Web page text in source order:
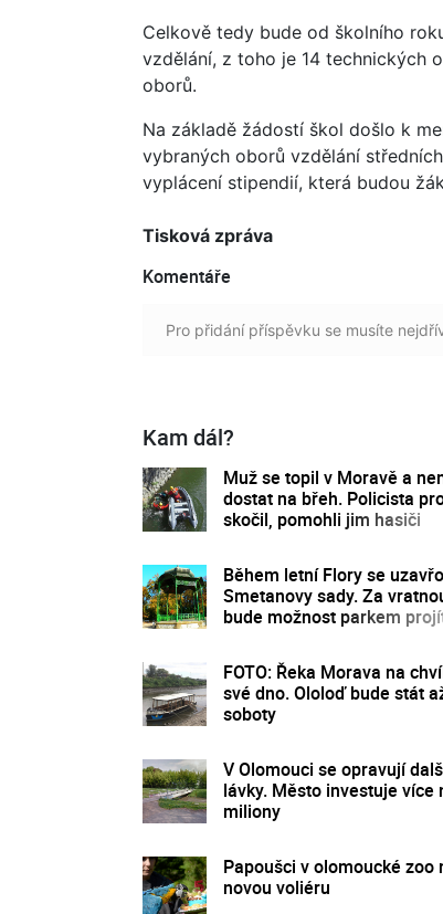
Celkově tedy bude od školního
vzdělání, z toho je 14 technických
oborů.
Na základě žádostí škol došlo k
vybraných oborů vzdělání
vyplácení stipendií, která budou
Tisková zpráva
Komentáře
Pro přidání příspěvku se musíte
Kam dál?
Muž se topil v Moravě a
dostat na břeh. Policista
skočil, pomohli jim hasiči
Během letní Flory se
Smetanovy sady. Za
bude možnost parkem
FOTO: Řeka Morava na
své dno. Ololoď bude stát
soboty
V Olomouci se opravují
lávky. Město investuje více
miliony
Papoušci v olomoucké zoo
novou voliéru